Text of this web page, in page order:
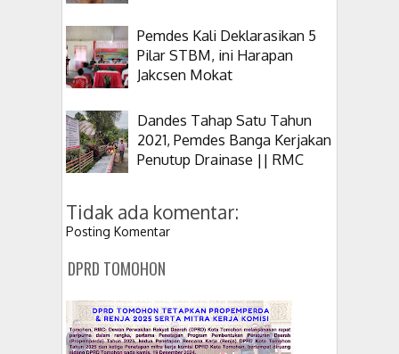
Pemdes Kali Deklarasikan 5
Pilar STBM, ini Harapan
Jakcsen Mokat
Dandes Tahap Satu Tahun
2021, Pemdes Banga Kerjakan
Penutup Drainase || RMC
Tidak ada komentar:
Posting Komentar
DPRD TOMOHON